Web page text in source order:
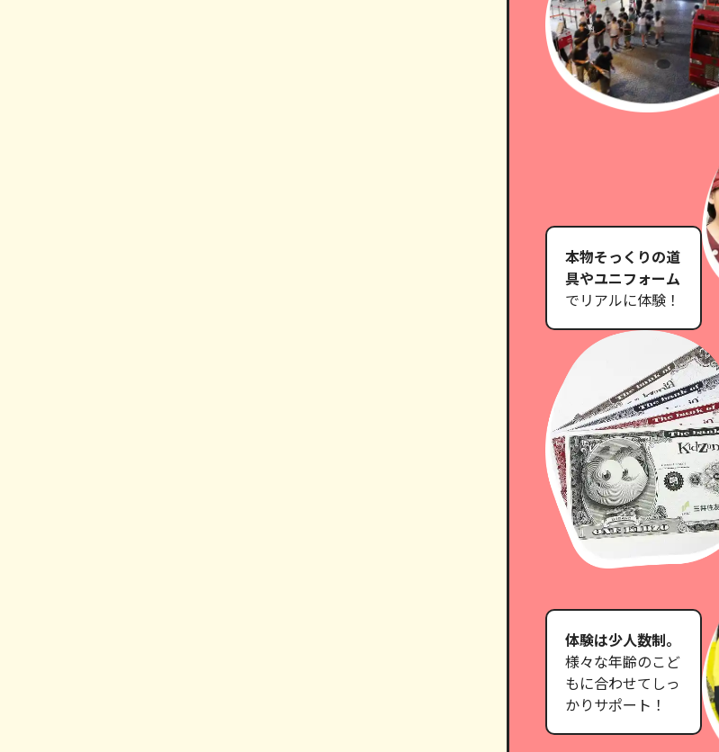
本物そっくりの道
具やユニフォーム
でリアルに体験！
体験は少人数制。
様々な年齢のこど
もに合わせてしっ
かりサポート！